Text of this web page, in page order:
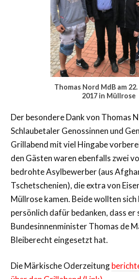
Thomas Nord MdB am
2017 in Müllrose
Der besondere Dank von Thomas
Schlaubetaler Genossinnen und
Grillabend mit viel Hingabe
den Gästen waren ebenfalls zwei
bedrohte Asylbewerber (aus
Tschetschenien), die extra von
Müllrose kamen. Beide wollten
persönlich dafür bedanken, dass er
Bundesinnenminister Thomas de
Bleiberecht eingesetzt hat.
Die Märkische Oderzeitung